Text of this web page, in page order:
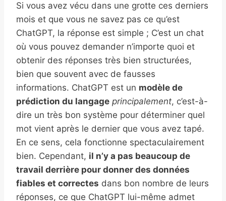
Si vous avez vécu dans une grotte ces derniers
mois et que vous ne savez pas ce qu’est
ChatGPT, la réponse est simple ; C’est un chat
où vous pouvez demander n’importe quoi et
obtenir des réponses très bien structurées,
bien que souvent avec de fausses
informations. ChatGPT est un modèle de
prédiction du langage principalement, c’est-à-
dire un très bon système pour déterminer quel
mot vient après le dernier que vous avez tapé.
En ce sens, cela fonctionne spectaculairement
bien. Cependant, il n’y a pas beaucoup de
travail derrière pour donner des données
fiables et correctes dans bon nombre de leurs
réponses, ce que ChatGPT lui-même admet